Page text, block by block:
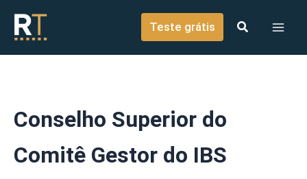
conteúdo
Teste grátis
Conselho Superior do
Comitê Gestor do IBS